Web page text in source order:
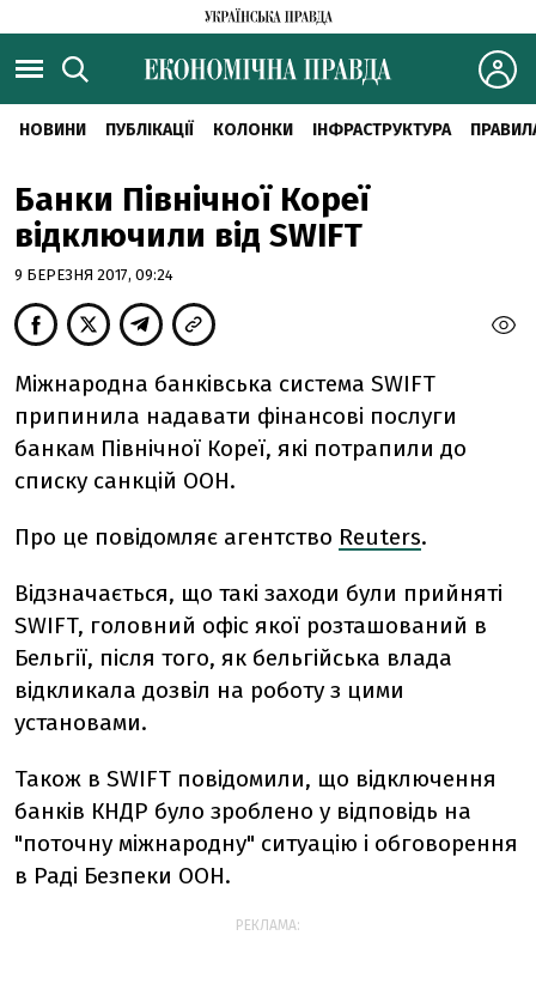
НОВИНИ ПУБЛІКАЦІЇ КОЛОНКИ ІНФРАСТРУКТУРА
Банки Північної Кореї
відключили від SWIFT
9 БЕРЕЗНЯ 2017, 09:24
Міжнародна банківська система SWIFT
припинила надавати фінансові послуги
банкам Північної Кореї, які потрапили до
списку санкцій ООН.
Про це повідомляє агентство Reuters.
Відзначається, що такі заходи були прийняті
SWIFT, головний офіс якої розташований в
Бельгії, після того, як бельгійська влада
відкликала дозвіл на роботу з цими
установами.
Також в SWIFT повідомили, що відключення
банків КНДР було зроблено у відповідь на
"поточну міжнародну" ситуацію і обговорення
в Раді Безпеки ООН.
РЕКЛАМА: